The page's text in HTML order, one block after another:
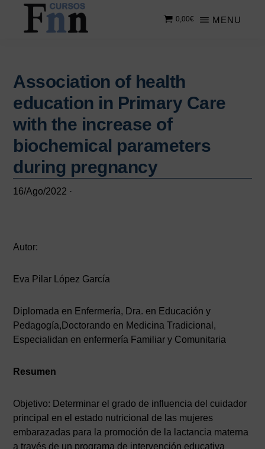
Saltar
contenido
Saltar
principal
online
MENU
0,00€
Association of health
education in Primary Care
with the increase of
biochemical parameters
during pregnancy
16/Ago/2022 ·
Autor:
Eva Pilar López García
Diplomada en Enfermería, Dra. en Educación y
Pedagogía,Doctorando en Medicina Tradicional,
Especialidan en enfermería Familiar y Comunitaria
Resumen
Objetivo: Determinar el grado de influencia del cuidador
principal en el estado nutricional de las mujeres
embarazadas para la promoción de la lactancia materna
a través de un programa de intervención educativa